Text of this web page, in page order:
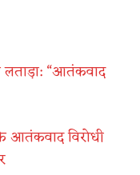
“आतंकवाद
आतंकवाद विरोधी